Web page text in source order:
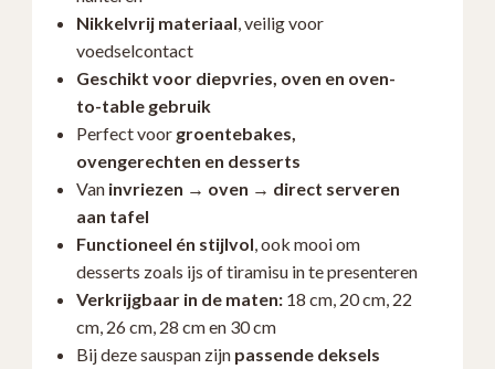
Nikkelvrij materiaal, veilig voor
voedselcontact
Geschikt voor diepvries, oven en oven-
to-table gebruik
Perfect voor groentebakes,
ovengerechten en desserts
Van invriezen → oven → direct serveren
aan tafel
Functioneel én stijlvol, ook mooi om
desserts zoals ijs of tiramisu in te presenteren
Verkrijgbaar in de maten: 18 cm, 20 cm, 22
cm, 26 cm, 28 cm en 30 cm
Bij deze sauspan zijn passende deksels